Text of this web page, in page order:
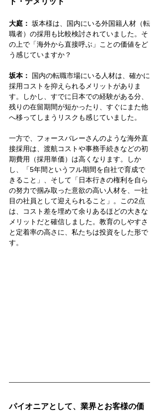
大庭： 坂本様は、国内にいる外国籍人材（転
職者）の採用も比較検討されていました。そ
の上で「海外から直接呼ぶ」ことの価値をど
う感じていますか？
坂本：
国内の転職市場にいる人材は、確かに
採用コストを抑えられるメリットがありま
す。しかし、すでに日本での経験がある分、
残りの在留期間が短かったり、すぐにまた他
へ移ってしまうリスクも感じていました。
一方で、フォースバレーさんのような海外直
接採用は、渡航コストや事務手続きなどの初
期費用（採用単価）は高くなります。しか
し、「5年間というフル期間を自社で育成で
きること」、そして「日本行きの権利を自ら
の努力で掴み取った意欲の高い人材を、一社
目の社員として迎えられること」。この2点
は、コスト差を埋めて余りあるほどの大きな
メリットだと確信しました。教育のしやすさ
と定着率の高さに、私たちは投資をした形で
す。
パイオニアとして、業界とお客様の価